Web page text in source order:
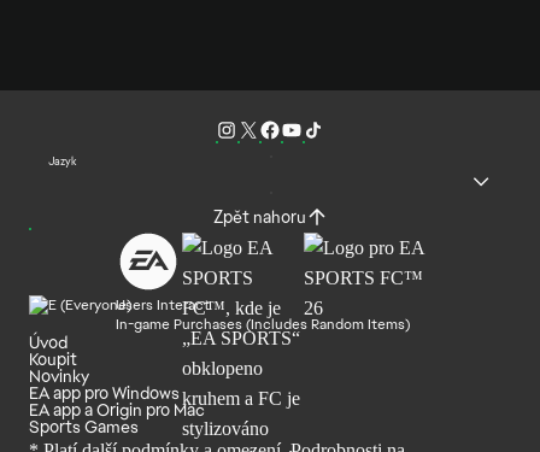
Jazyk
Zpět nahoru
Users Interact
In-game Purchases (Includes Random Items)
Úvod
Koupit
Novinky
EA app pro Windows
EA app a Origin pro Mac
Sports Games